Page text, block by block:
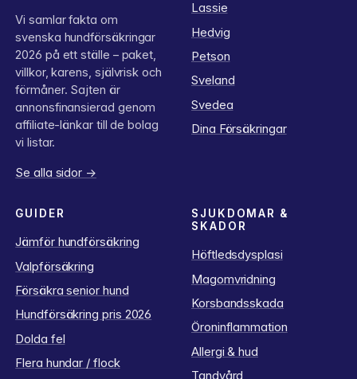
Vi samlar fakta om
svenska hundförsäkringar
2026 på ett ställe – paket,
villkor, karens, självrisk och
förmåner. Sajten är
annonsfinansierad genom
affiliate-länkar till de bolag
vi listar.
Se alla sidor →
Lassie
Hedvig
Petson
Sveland
Svedea
Dina Försäkringar
GUIDER
Jämför hundförsäkring
Valpförsäkring
Försäkra senior hund
Hundförsäkring pris 2026
Dolda fel
Flera hundar / flock
SJUKDOMAR &
SKADOR
Höftledsdysplasi
Magomvridning
Korsbandsskada
Öroninflammation
Allergi & hud
Tandvård